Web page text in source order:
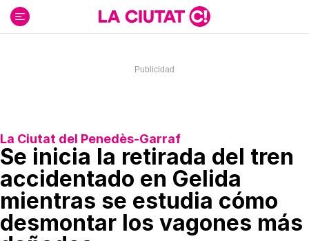
contenido
La Ciutat del Penedès-Garraf
Se inicia la retirada del tren
accidentado en Gelida
mientras se estudia cómo
desmontar los vagones más